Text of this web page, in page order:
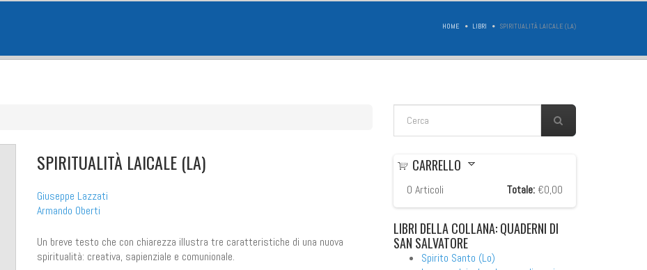
HOME LIBRI SPIRITUALITÀ LAICALE (LA)
FORM DI RICERCA
SPIRITUALITÀ LAICALE (LA)
Giuseppe Lazzati
Armando Oberti
Un breve testo che con chiarezza illustra tre caratteristiche di una nuova
spiritualità: creativa, sapienziale e comunionale.
CARRELLO
0 Articoli Totale: €0,00
LIBRI DELLA COLLANA: QUADERNI DI
SAN SALVATORE
Spirito Santo (Lo)